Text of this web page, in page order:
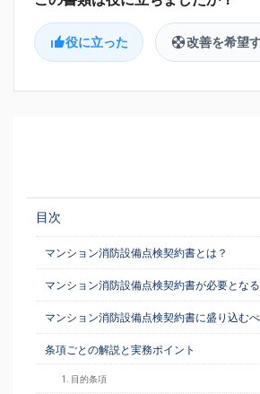
役に立った 改善を希望
目次
マンション消防設備点検契約書とは？
マンション消防設備点検契約書が必要とな
マンション消防設備点検契約書に盛り込む
条項ごとの解説と実務ポイント
1. 目的条項